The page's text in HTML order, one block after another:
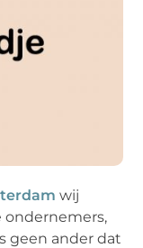
wij
geen ander dat